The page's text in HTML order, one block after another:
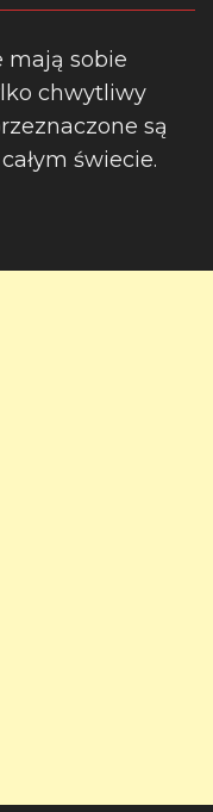
mają sobie
chwytliwy
są
świecie.